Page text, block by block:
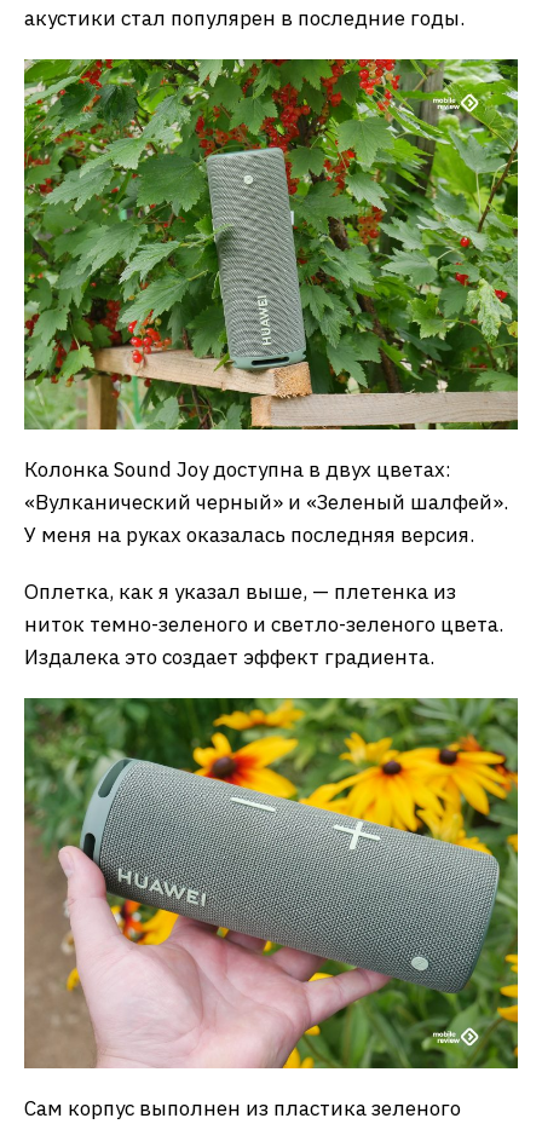
акустики стал популярен в последние годы.
Колонка Sound Joy доступна в двух цветах:
«Вулканический черный» и «Зеленый шалфей».
У меня на руках оказалась последняя версия.
Оплетка, как я указал выше, — плетенка из
ниток темно-зеленого и светло-зеленого цвета.
Издалека это создает эффект градиента.
Сам корпус выполнен из пластика зеленого